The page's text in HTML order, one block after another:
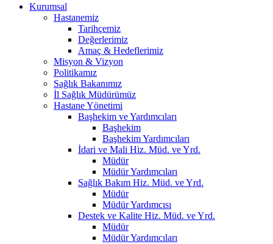
Kurumsal
Hastanemiz
Tarihçemiz
Değerlerimiz
Amaç & Hedeflerimiz
Misyon & Vizyon
Politikamız
Sağlık Bakanımız
İl Sağlık Müdürümüz
Hastane Yönetimi
Başhekim ve Yardımcıları
Başhekim
Başhekim Yardımcıları
İdari ve Mali Hiz. Müd. ve Yrd.
Müdür
Müdür Yardımcıları
Sağlık Bakım Hiz. Müd. ve Yrd.
Müdür
Müdür Yardımcısı
Destek ve Kalite Hiz. Müd. ve Yrd.
Müdür
Müdür Yardımcıları